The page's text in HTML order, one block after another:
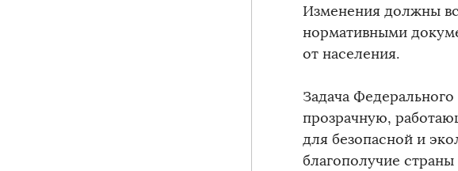
Изменения должны
нормативными
от населения.
Задача
прозрачную,
для безопасной и
благополучие